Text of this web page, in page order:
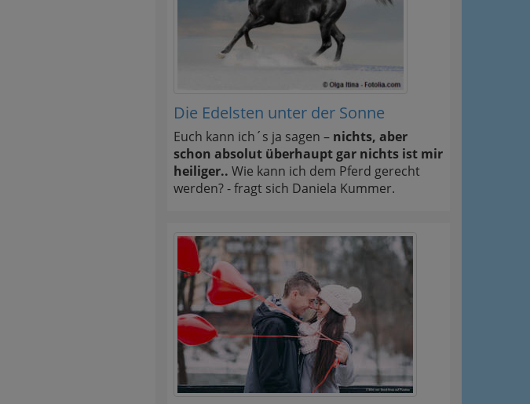
Die Edelsten unter der Sonne
Euch kann ich´s ja sagen – nichts, aber
schon absolut überhaupt gar nichts ist mir
heiliger.. Wie kann ich dem Pferd gerecht
werden? - fragt sich Daniela Kummer.